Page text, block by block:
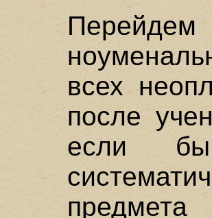
всех
после
если